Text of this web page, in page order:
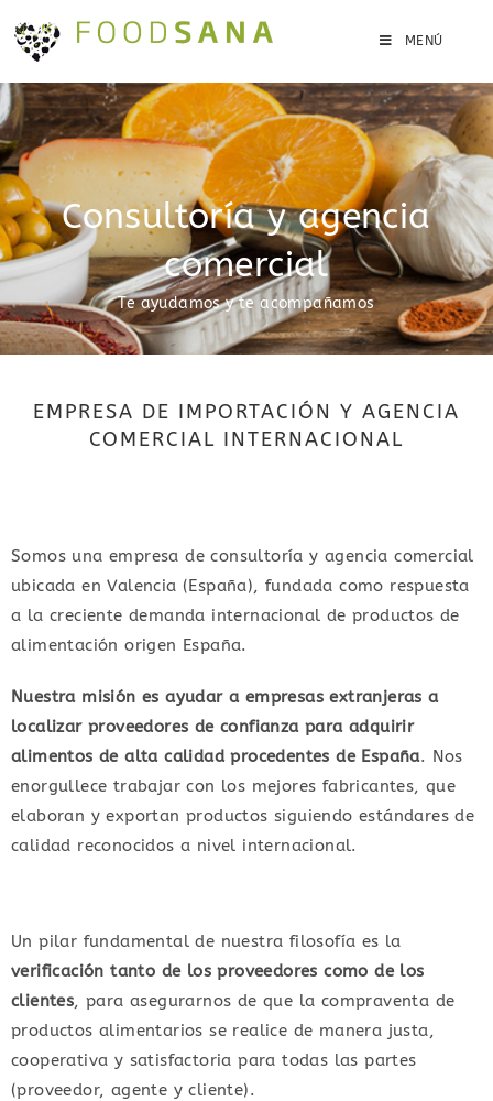
MENÚ
Consultoría y agencia
comercial
Te ayudamos y te acompañamos
EMPRESA DE IMPORTACIÓN Y AGENCIA
COMERCIAL INTERNACIONAL
Somos una empresa de consultoría y agencia comercial
ubicada en Valencia (España), fundada como respuesta
a la creciente demanda internacional de productos de
alimentación origen España.
Nuestra misión es ayudar a empresas extranjeras a
localizar proveedores de confianza para adquirir
alimentos de alta calidad procedentes de España. Nos
enorgullece trabajar con los mejores fabricantes, que
elaboran y exportan productos siguiendo estándares de
calidad reconocidos a nivel internacional.
Un pilar fundamental de nuestra filosofía es la
verificación tanto de los proveedores como de los
clientes, para asegurarnos de que la compraventa de
productos alimentarios se realice de manera justa,
cooperativa y satisfactoria para todas las partes
(proveedor, agente y cliente).